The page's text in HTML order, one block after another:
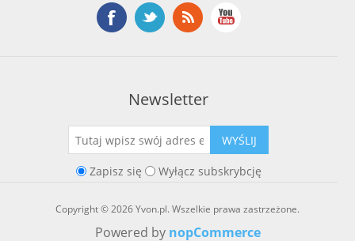
Newsletter
WYŚLIJ
Zapisz się Wyłącz subskrybcję
Copyright © 2026 Yvon.pl. Wszelkie prawa zastrzeżone.
Powered by nopCommerce